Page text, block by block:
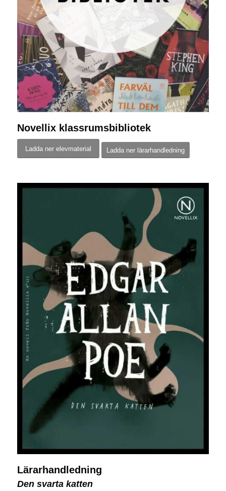
Novellix klassrumsbibliotek
Ladda ner elevmaterial Ladda ner lärarhandledning
Lärarhandledning
Den svarta katten